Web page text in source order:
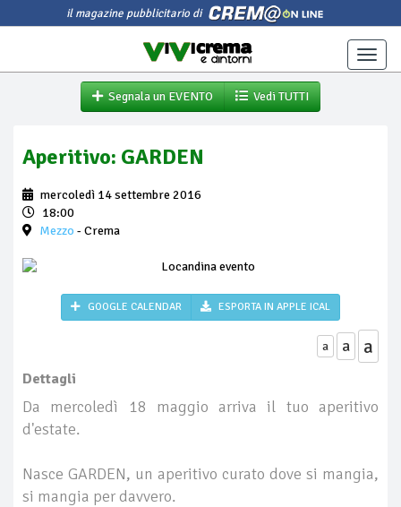
il magazine pubblicitario di
Toggle
Segnala un EVENTO
Vedi TUTTI
Aperitivo: GARDEN
mercoledì 14 settembre 2016
18:00
Mezzo - Crema
GOOGLE CALENDAR ESPORTA IN APPLE ICAL
a a a
Dettagli
Da mercoledì 18 maggio arriva il tuo aperitivo
d'estate.
Nasce GARDEN, un aperitivo curato dove si mangia,
si mangia per davvero.